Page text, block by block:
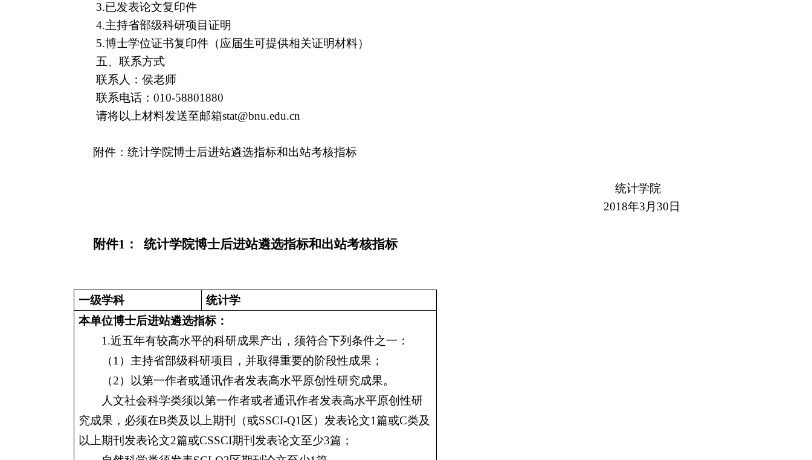
3.已发表论文复印件
4.主持省部级科研项目证明
5.博士学位证书复印件（应届生可提供相关证明材料）
五、联系方式
联系人：侯老师
联系电话：010-58801880
请将以上材料发送至邮箱stat@bnu.edu.cn
附件：统计学院博士后进站遴选指标和出站考核指标
统计学院
2018年3 月 30 日
附件1 ： 统计学院博士后进站遴选指标和出站考核指标
一级学科
统计学
本单位博士后进站遴选指标：
1.近五年有较高水平的科研成果产出，须符合下列条件之一：
（1 ）主持省部级科研项目，并取得重要的阶段性成果；
（2）以第一作者或通讯作者发表高水平原创性研究成果。
人文社会科学类须以第一作者或者通讯作者发表高水平原创性研
究成果，必须在B类及以上期刊（或SSCI-Q1 区）发表论文1篇或C类及
以上期刊发表论文2篇或CSSCI期刊发表论文至少3篇；